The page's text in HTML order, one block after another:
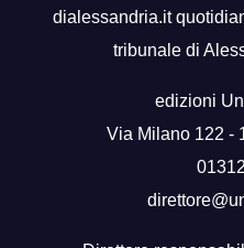
dialessandria.it
tribunale di
edizioni
Via Milano 122 -